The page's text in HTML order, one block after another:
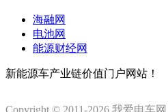
海融网
电池网
能源财经网
新能源车产业链价值门户网站！
Copyright © 2011-2026 我爱电车网